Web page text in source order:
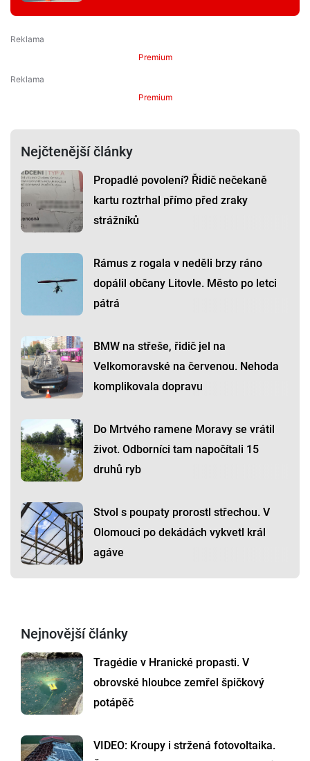
Premium
Premium
Nejčtenější články
Propadlé povolení? Řidič nečekaně
kartu roztrhal přímo před zraky
strážníků
Rámus z rogala v neděli brzy ráno
dopálil občany Litovle. Město po letci
pátrá
BMW na střeše, řidič jel na
Velkomoravské na červenou. Nehoda
komplikovala dopravu
Do Mrtvého ramene Moravy se vrátil
život. Odborníci tam napočítali 15
druhů ryb
Stvol s poupaty prorostl střechou. V
Olomouci po dekádách vykvetl král
agáve
Nejnovější články
Tragédie v Hranické propasti. V
obrovské hloubce zemřel špičkový
potápěč
VIDEO: Kroupy i stržená fotovoltaika.